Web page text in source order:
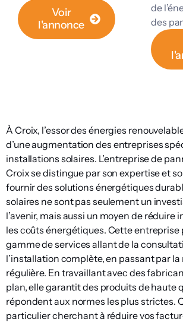
Voir
l'annonce
de
des
À Croix, l’essor des énergies
d’une augmentation des entreprises
installations solaires. L’entreprise de
Croix se distingue par son expertise et
fournir des solutions énergétiques
solaires ne sont pas seulement un
l’avenir, mais aussi un moyen de
les coûts énergétiques. Cette entreprise
gamme de services allant de la
l’installation complète, en passant par
régulière. En travaillant avec des
plan, elle garantit des produits de haute
répondent aux normes les plus strictes.
particulier cherchant à réduire vos